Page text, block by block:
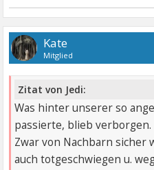
Kate
Mitglied
Zitat von Jedi:
Was hinter unserer so
passierte, blieb verborgen.
Zwar von Nachbarn sicher
auch totgeschwiegen u.